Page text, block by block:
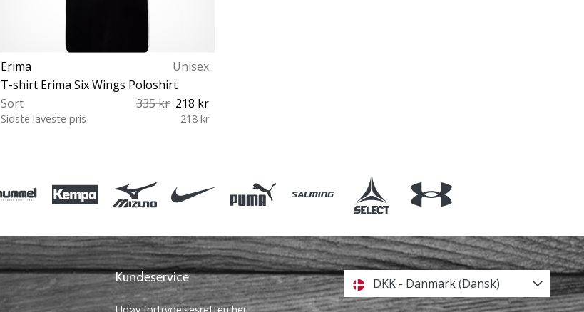
Erima
Unisex
T-shirt Erima Six Wings Poloshirt
Sort
335 kr 218 kr
Sidste laveste pris 218 kr
Kundeservice DKK - Danmark (Dansk)